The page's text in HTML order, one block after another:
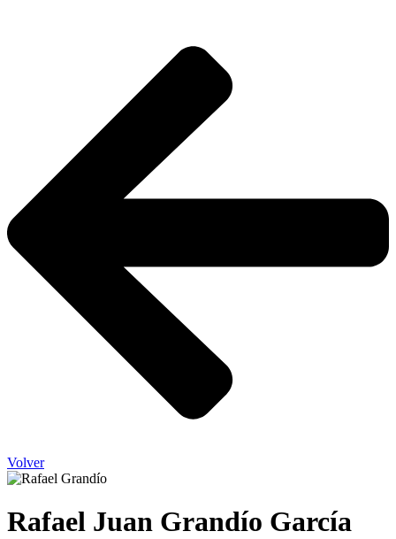
Volver
Rafael Juan Grandío García